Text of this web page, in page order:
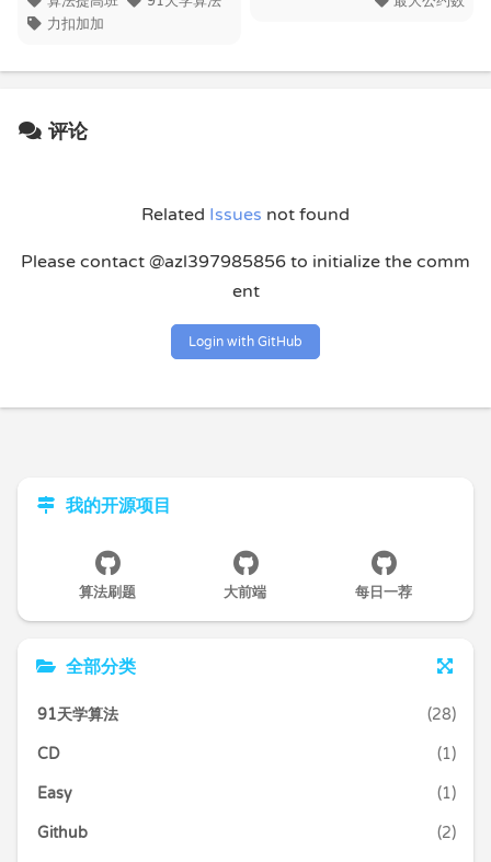
力扣加加
评论
Related Issues not found
Please contact @azl397985856 to initialize the comm
ent
Login with GitHub
我的开源项目
算法刷题 大前端 每日一荐
全部分类
91天学算法 (28)
CD (1)
Easy (1)
Github (2)